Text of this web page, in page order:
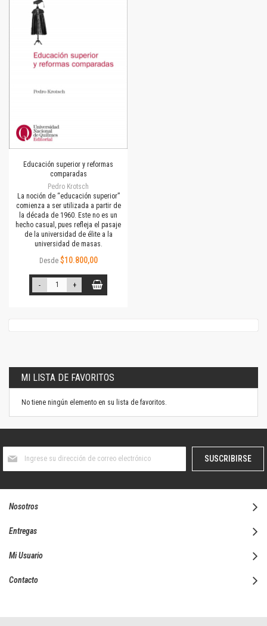
Educación superior y reformas
comparadas
Pedro Krotsch
La noción de “educación superior”
comienza a ser utilizada a partir de
la década de 1960. Este no es un
hecho casual, pues refleja el pasaje
de la universidad de élite a la
universidad de masas.
Desde $10.800,00
- +
MI LISTA DE FAVORITOS
No tiene ningún elemento en su lista de favoritos.
boletín
SUSCRIBIRSE
Nosotros
Entregas
Mi Usuario
Contacto